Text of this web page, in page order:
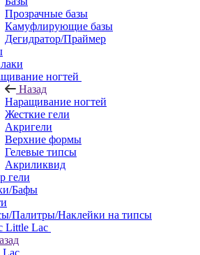
Прозрачные базы
Камуфлирующие базы
Дегидратор/Праймер
ногтей
Назад
Наращивание ногтей
Жесткие гели
Акригели
Верхние формы
Гелевые типсы
Акриликвид
гели
Бафы
Палитры/Наклейки на типсы
Little Lac
Lac